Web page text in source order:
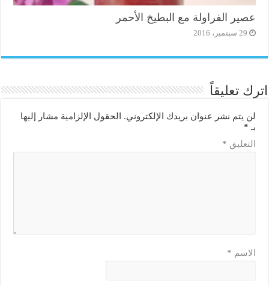
عصير الفراولة مع البطيخ الأحمر
29 سبتمبر، 2016
اترك تعليقاً
لن يتم نشر عنوان بريدك الإلكتروني. الحقول الإلزامية مشار إليها
بـ *
التعليق *
الاسم *